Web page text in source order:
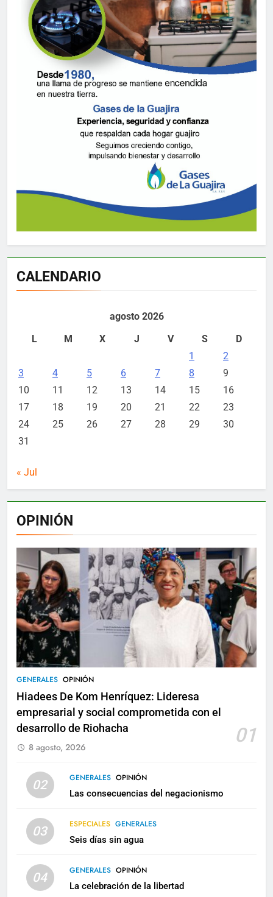
CALENDARIO
agosto 2026
L
M X J V S
D
1
2
3
4 5 6 7 8
9
10
11 12 13 14 15
16
17
18 19 20 21 22
23
24
25 26 27 28 29
30
31
« Jul
OPINIÓN
GENERALES OPINIÓN
Hiadees De Kom Henríquez: Lideresa
empresarial y social comprometida con el
desarrollo de Riohacha
01
8 agosto, 2026
02 GENERALES OPINIÓN
Las consecuencias del negacionismo
03 ESPECIALES GENERALES
Seis días sin agua
04 GENERALES OPINIÓN
La celebración de la libertad